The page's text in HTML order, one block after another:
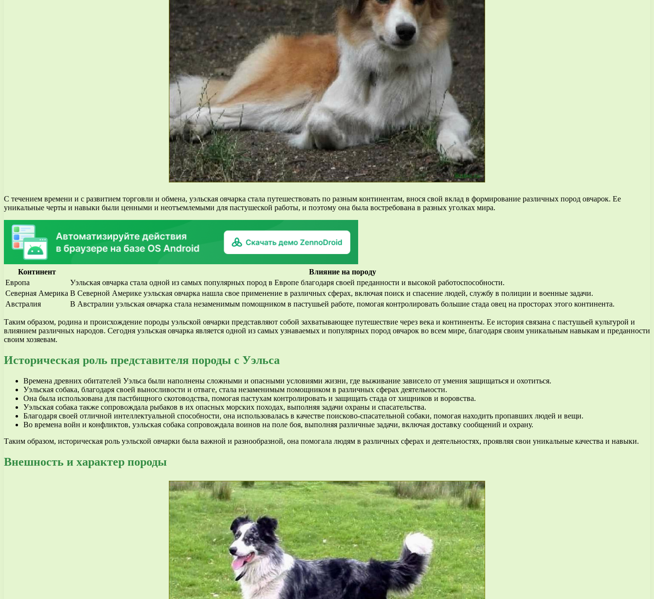
С течением времени и с развитием торговли и обмена, уэльская овчарка стала путешествовать по разным континентам, внося свой вклад в формирование различных пород овчарок. Ее
уникальные черты и навыки были ценными и неотъемлемыми для пастушеской работы, и поэтому она была востребована в разных уголках мира.
Континент
Влияние на породу
Европа
Уэльская овчарка стала одной из самых популярных пород в Европе благодаря своей преданности и высокой работоспособности.
Северная Америка В Северной Америке уэльская овчарка нашла свое применение в различных сферах, включая поиск и спасение людей, службу в полиции и военные задачи.
Австралия
В Австралии уэльская овчарка стала незаменимым помощником в пастушьей работе, помогая контролировать большие стада овец на просторах этого континента.
Таким образом, родина и происхождение породы уэльской овчарки представляют собой захватывающее путешествие через века и континенты. Ее история связана с пастушьей культурой и
влиянием различных народов. Сегодня уэльская овчарка является одной из самых узнаваемых и популярных пород овчарок во всем мире, благодаря своим уникальным навыкам и преданности
своим хозяевам.
Историческая роль представителя породы с Уэльса
Времена древних обитателей Уэльса были наполнены сложными и опасными условиями жизни, где выживание зависело от умения защищаться и охотиться.
Уэльская собака, благодаря своей выносливости и отваге, стала незаменимым помощником в различных сферах деятельности.
Она была использована для пастбищного скотоводства, помогая пастухам контролировать и защищать стада от хищников и воровства.
Уэльская собака также сопровождала рыбаков в их опасных морских походах, выполняя задачи охраны и спасательства.
Благодаря своей отличной интеллектуальной способности, она использовалась в качестве поисково-спасательной собаки, помогая находить пропавших людей и вещи.
Во времена войн и конфликтов, уэльская собака сопровождала воинов на поле боя, выполняя различные задачи, включая доставку сообщений и охрану.
Таким образом, историческая роль уэльской овчарки была важной и разнообразной, она помогала людям в различных сферах и деятельностях, проявляя свои уникальные качества и навыки.
Внешность и характер породы